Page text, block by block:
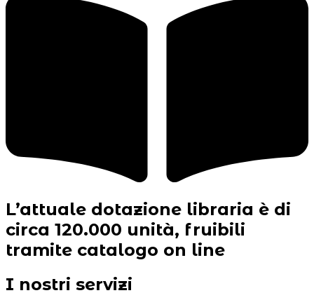
L’attuale dotazione libraria è di
circa 120.000 unità, fruibili
tramite catalogo on line
I nostri servizi